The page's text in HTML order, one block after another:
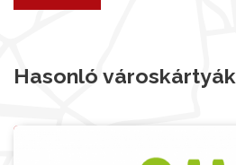
Hasonló városkártyák